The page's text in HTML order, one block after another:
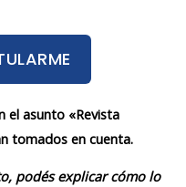
el asunto «Revista
tomados en cuenta.
podés explicar cómo lo